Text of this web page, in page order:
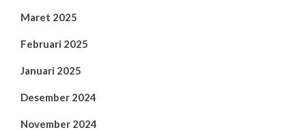
Maret 2025
Februari 2025
Januari 2025
Desember 2024
November 2024